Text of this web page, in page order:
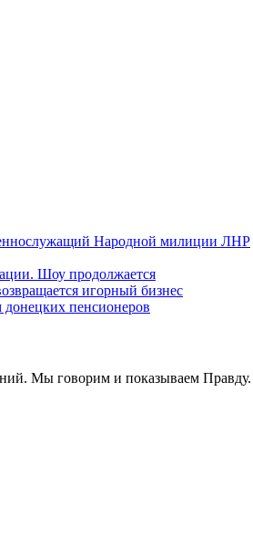
Народной милиции ЛНР
Шоу продолжается
игорный бизнес
пенсионеров
Мы говорим и показываем Правду.